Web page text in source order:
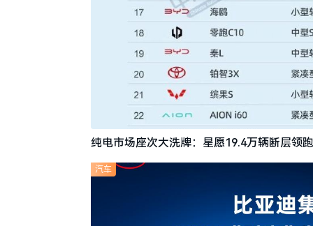
纯电市场座次大洗牌：星愿19.4万辆断层领
汽车